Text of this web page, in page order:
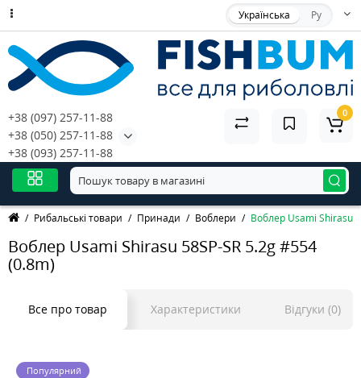
Українська Ру
+38 (097) 257-11-88
+38 (050) 257-11-88
+38 (093) 257-11-88
0
Рибальські товари Принади Воблери Воблер Usami Shirasu
Воблер Usami Shirasu 58SP-SR 5.2g #554
(0.8m)
Все про товар Характеристики Відгуки (0)
Популярний